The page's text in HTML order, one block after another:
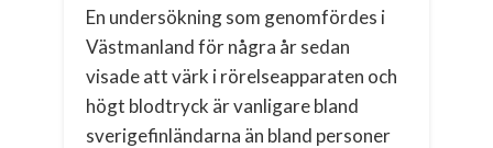
En undersökning som genomfördes i
Västmanland för några år sedan
visade att värk i rörelseapparaten och
högt blodtryck är vanligare bland
sverigefinländarna än bland personer